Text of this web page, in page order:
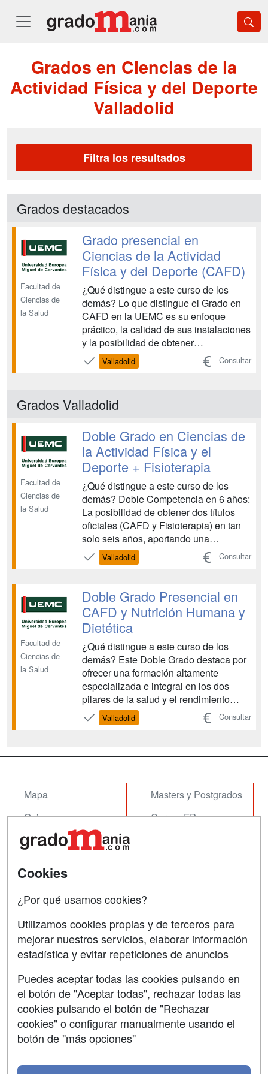
Grados en Ciencias de la
Actividad Física y del Deporte
Valladolid
Filtra los resultados
Grados destacados
Facultad de
Ciencias de
la Salud
Grado presencial en
Ciencias de la Actividad
Física y del Deporte (CAFD)
¿Qué distingue a este curso de los
demás? Lo que distingue el Grado en
CAFD en la UEMC es su enfoque
práctico, la calidad de sus instalaciones
y la posibilidad de obtener
certificaciones adicionales:
Instalaciones de Primer Nivel: Disfrute
incluyendo: Pistas polideportiva...
Valladolid Consultar
Grados Valladolid
Facultad de
Ciencias de
la Salud
Doble Grado en Ciencias de
la Actividad Física y el
Deporte + Fisioterapia
¿Qué distingue a este curso de los
demás? Doble Competencia en 6 años:
La posibilidad de obtener dos títulos
oficiales (CAFD y Fisioterapia) en tan
solo seis años, aportando una
polivalencia profesional altamente
reconocida. Instalaciones Integradas de
deportivas de primer nivel, incluyendo
la Strength & Con...
Valladolid Consultar
Facultad de
Ciencias de
la Salud
Doble Grado Presencial en
CAFD y Nutrición Humana y
Dietética
¿Qué distingue a este curso de los
demás? Este Doble Grado destaca por
ofrecer una formación altamente
especializada e integral en los dos
pilares de la salud y el rendimiento
físico, con una estructura y recursos
que maximizan tu empleabilidad: Doble
Valladolid Consultar
Mapa
Quienes somos
Tarifas publicidad
Masters y Postgrados
Cursos FP
Contactar
Confidencialidad
Copyleft
SÍGUENOS EN:
Cookies
¿Por qué usamos cookies?
Utilizamos cookies propias y de terceros para
mejorar nuestros servicios, elaborar información
estadística y evitar repeticiones de anuncios
Puedes aceptar todas las cookies pulsando en
el botón de "Aceptar todas", rechazar todas las
cookies pulsando el botón de "Rechazar
cookies" o configurar manualmente usando el
botón de "más opciones"